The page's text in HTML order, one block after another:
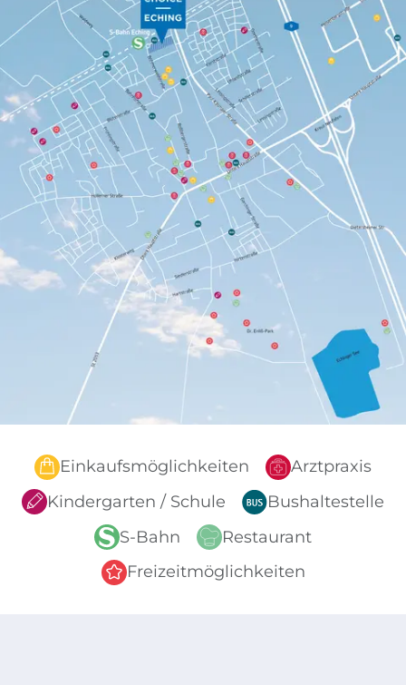
Einkaufsmöglichkeiten
Arztpraxis
Kindergarten / Schule
Bushaltestelle
S-Bahn
Restaurant
Freizeitmöglichkeiten